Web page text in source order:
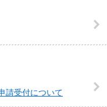
請受付について